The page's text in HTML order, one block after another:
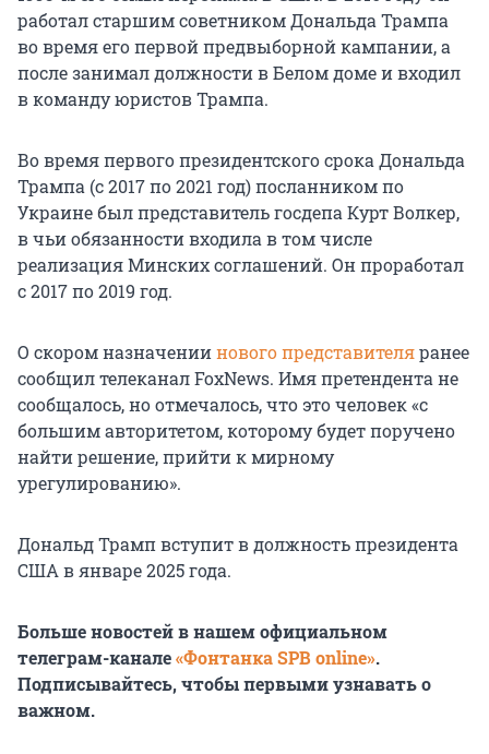
работал старшим советником Дональда Трампа
во время его первой предвыборной кампании, а
после занимал должности в Белом доме и входил
в команду юристов Трампа.
Во время первого президентского срока Дональда
Трампа (с 2017 по 2021 год) посланником по
Украине был представитель госдепа Курт Волкер,
в чьи обязанности входила в том числе
реализация Минских соглашений. Он проработал
с 2017 по 2019 год.
О скором назначениинового представителяранее
сообщил телеканал FoxNews. Имя претендента не
сообщалось, но отмечалось, что это человек «с
большим авторитетом, которому будет поручено
найти решение, прийти к мирному
урегулированию».
Дональд Трамп вступит в должность президента
США в январе 2025 года.
Больше новостей в нашем официальном
телеграм-канале«Фонтанка SPB online».
Подписывайтесь, чтобы первыми узнавать о
важном.